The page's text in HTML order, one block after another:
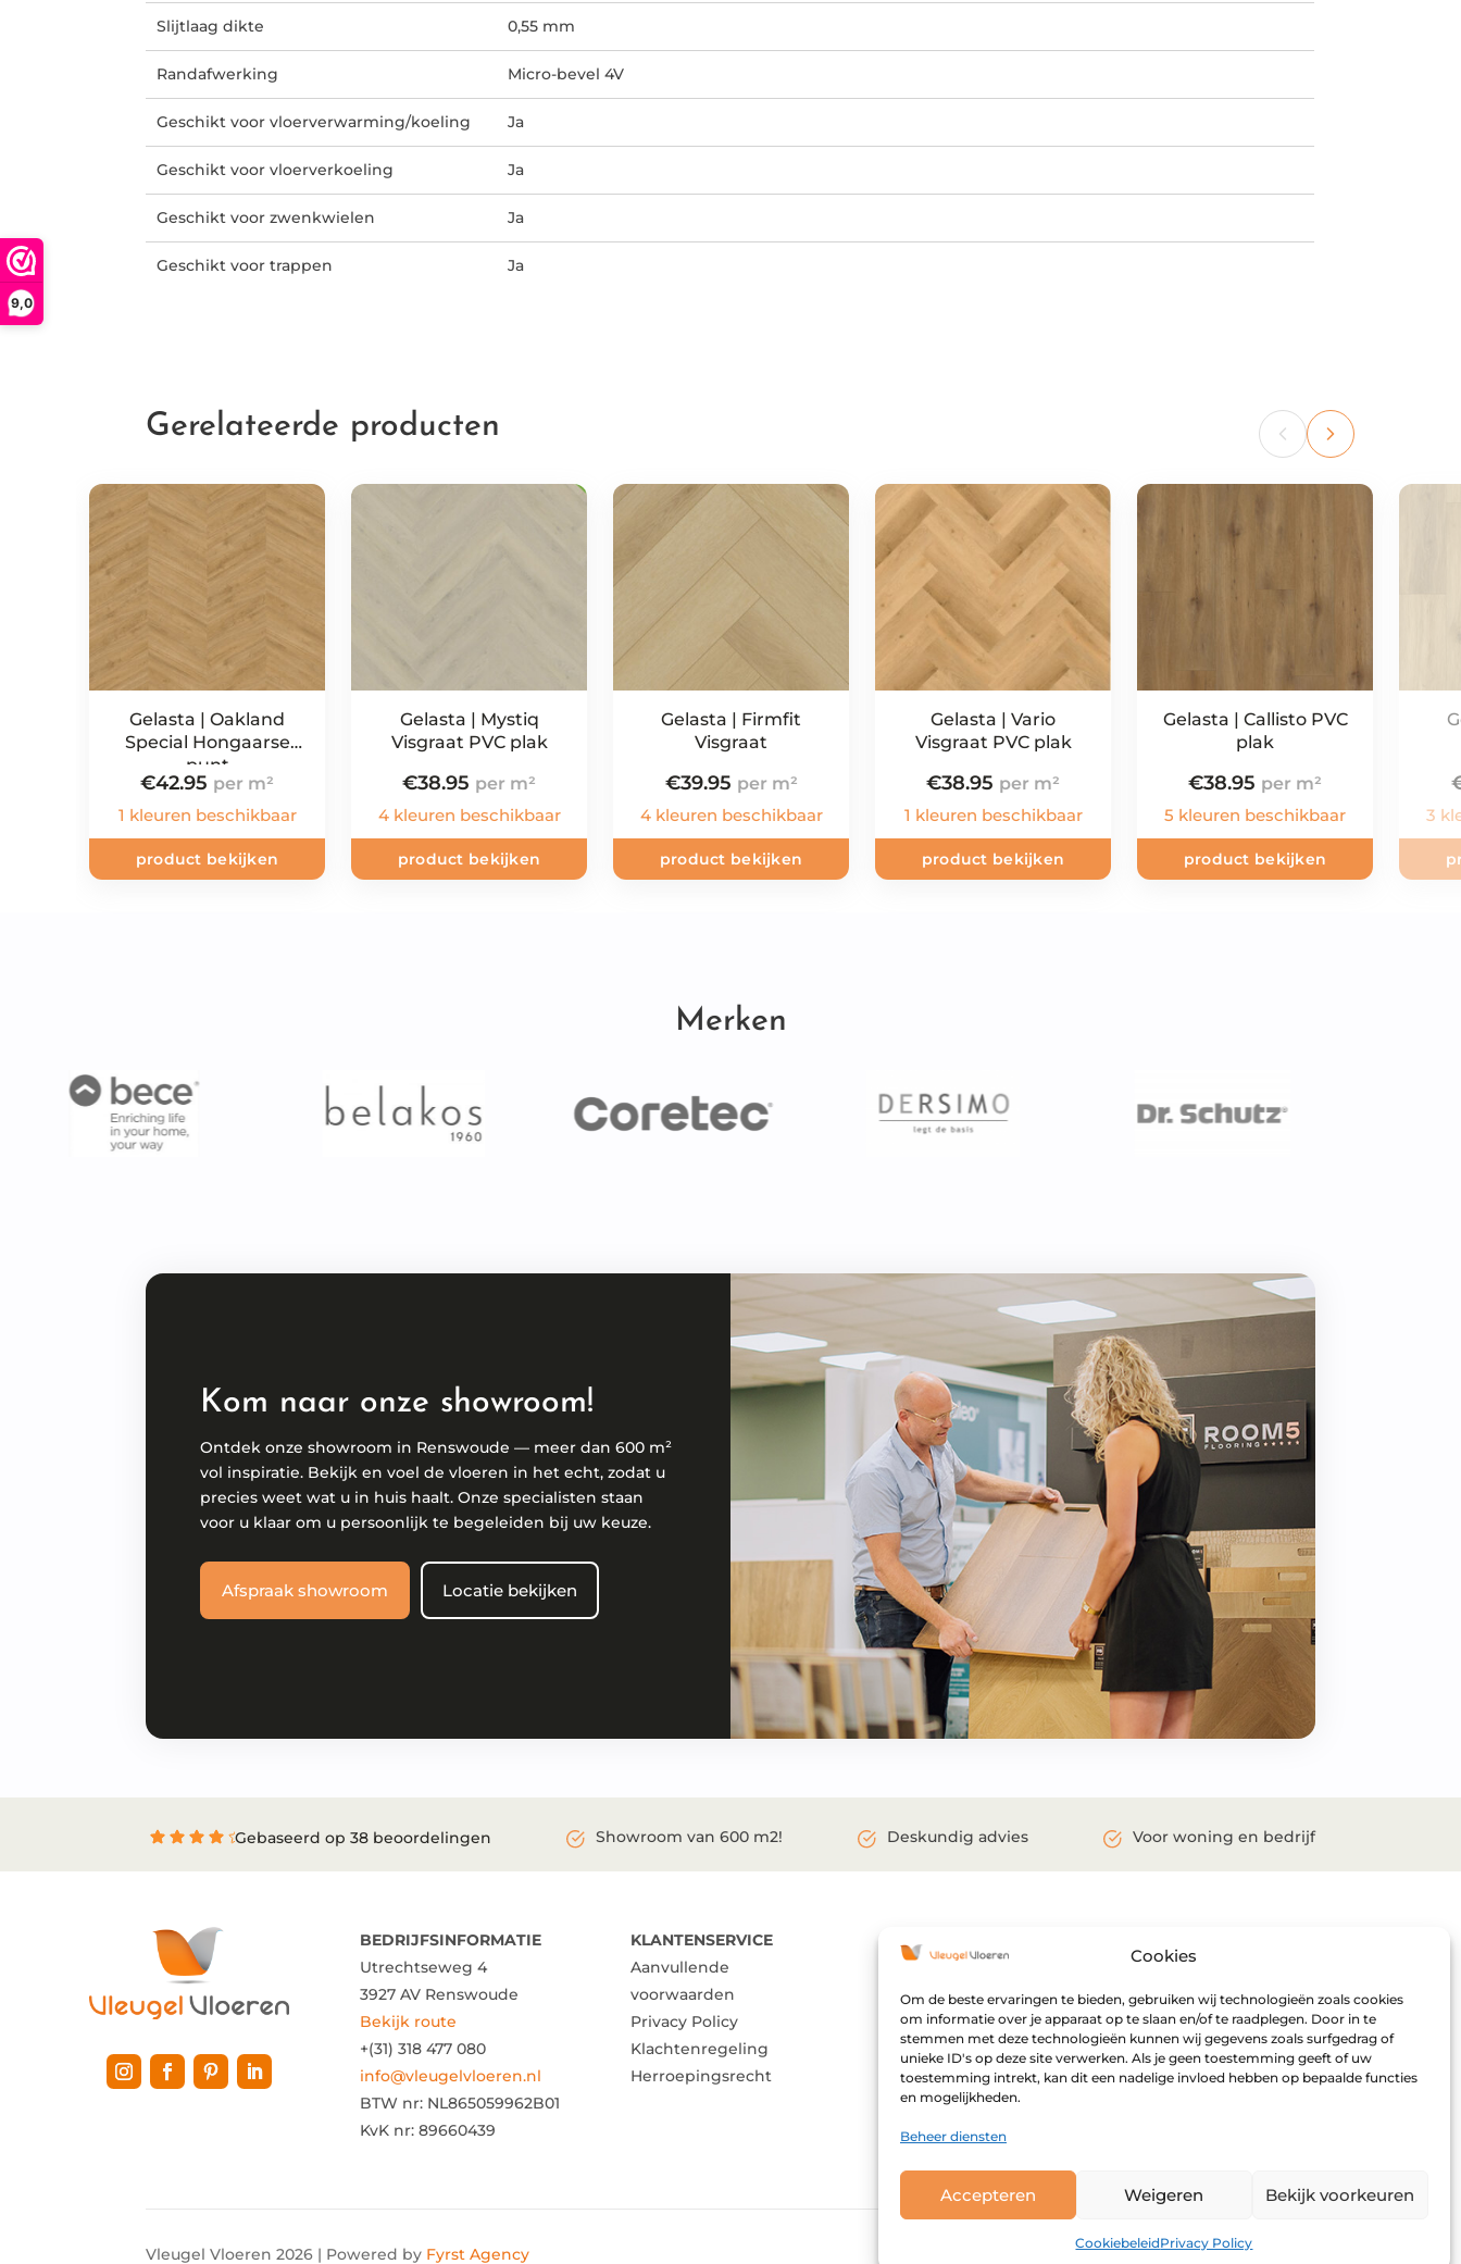
9,0
Cookies
Om de beste ervaringen te bieden, gebruiken wij technologieën zoals cookies
om informatie over je apparaat op te slaan en/of te raadplegen. Door in te
stemmen met deze technologieën kunnen wij gegevens zoals surfgedrag of
unieke ID's op deze site verwerken. Als je geen toestemming geeft of uw
toestemming intrekt, kan dit een nadelige invloed hebben op bepaalde functies
en mogelijkheden.
Beheer diensten
Accepteren Weigeren Bekijk voorkeuren
CookiebeleidPrivacy Policy
Slijtlaag dikte 0,55 mm
Randafwerking Micro-bevel 4V
Geschikt voor vloerverwarming/koeling Ja
Geschikt voor vloerverkoeling Ja
Geschikt voor zwenkwielen Ja
Geschikt voor trappen Ja
Gerelateerde producten
Gelasta | Oakland
Special Hongaarse
punt
€42.95
1 kleuren beschikbaar
product bekijken
Gelasta | Mystiq
Visgraat PVC plak
€38.95
4 kleuren beschikbaar
product bekijken
Gelasta | Firmfit
Visgraat
€39.95
4 kleuren beschikbaar
product bekijken
Gelasta | Vario
Visgraat PVC plak
€38.95
1 kleuren beschikbaar
product bekijken
Gelasta | Callisto PVC
plak
€38.95
5 kleuren beschikbaar
product bekijken
3
Merken
Kom naar onze showroom!
Ontdek onze showroom in Renswoude — meer dan 600 m²
vol inspiratie. Bekijk en voel de vloeren in het echt, zodat u
precies weet wat u in huis haalt. Onze specialisten staan
voor u klaar om u persoonlijk te begeleiden bij uw keuze.
Afspraak showroom Locatie bekijken
Gebaseerd op 38 beoordelingen Showroom van 600 m2! Deskundig advies Voor woning en bedrijf
BEDRIJFSINFORMATIE
Utrechtseweg 4
3927 AV Renswoude
Bekijk route
+(31) 318 477 080
info@vleugelvloeren.nl
BTW nr: NL865059962B01
KvK nr: 89660439
KLANTENSERVICE
Aanvullende
voorwaarden
Privacy Policy
Klachtenregeling
Herroepingsrecht
NAVIGEER VERDER
Assortiment
Inspiratie
Over ons
Merken
Dinsdag:
Woensdag: 09:00 – 17:00
Donderdag:09:00 – 17:00
Vrijdag:
09:00 – 17:00
Zaterdag:
09:00 – 16:00
Vleugel Vloeren 2026 | Powered by Fyrst Agency